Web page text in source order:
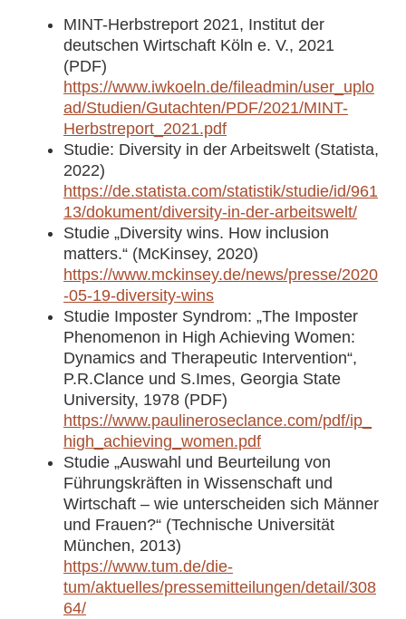
MINT-Herbstreport 2021, Institut der
deutschen Wirtschaft Köln e. V., 2021
(PDF)
https://www.iwkoeln.de/fileadmin/user_uplo
ad/Studien/Gutachten/PDF/2021/MINT-
Herbstreport_2021.pdf
Studie: Diversity in der Arbeitswelt (Statista,
2022)
https://de.statista.com/statistik/studie/id/961
13/dokument/diversity-in-der-arbeitswelt/
Studie „Diversity wins. How inclusion
matters.“ (McKinsey, 2020)
https://www.mckinsey.de/news/presse/2020
-05-19-diversity-wins
Studie Imposter Syndrom: „The Imposter
Phenomenon in High Achieving Women:
Dynamics and Therapeutic Intervention“,
P.R.Clance und S.Imes, Georgia State
University, 1978 (PDF)
https://www.paulineroseclance.com/pdf/ip_
high_achieving_women.pdf
Studie „Auswahl und Beurteilung von
Führungskräften in Wissenschaft und
Wirtschaft – wie unterscheiden sich Männer
und Frauen?“ (Technische Universität
München, 2013)
https://www.tum.de/die-
tum/aktuelles/pressemitteilungen/detail/308
64/